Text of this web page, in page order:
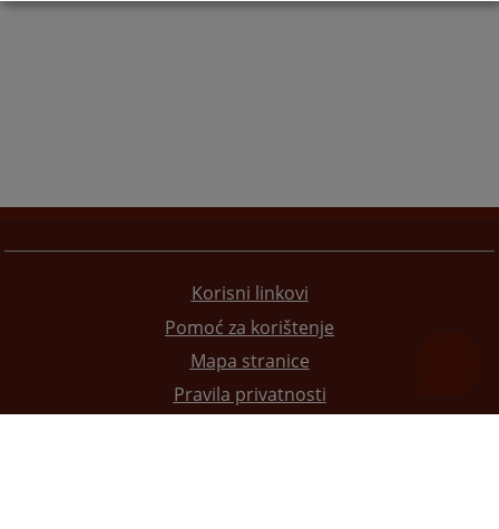
Korisni linkovi
Pomoć za korištenje
Mapa stranice
Pravila privatnosti